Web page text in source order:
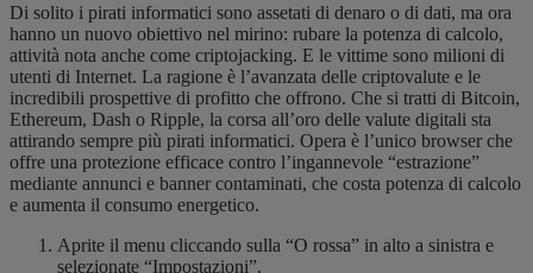
Di solito i pirati informatici sono assetati di denaro o di dati, ma ora
hanno un nuovo obiettivo nel mirino: rubare la potenza di calcolo,
attività nota anche come criptojacking. E le vittime sono milioni di
utenti di Internet. La ragione è l’avanzata delle criptovalute e le
incredibili prospettive di profitto che offrono. Che si tratti di Bitcoin,
Ethereum, Dash o Ripple, la corsa all’oro delle valute digitali sta
attirando sempre più pirati informatici. Opera è l’unico browser che
offre una protezione efficace contro l’ingannevole “estrazione”
mediante annunci e banner contaminati, che costa potenza di calcolo
e aumenta il consumo energetico.
Aprite il menu cliccando sulla “O rossa” in alto a sinistra e
selezionate “Impostazioni”.